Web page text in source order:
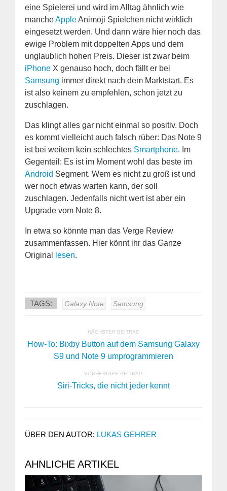
eine Spielerei und wird im Alltag ähnlich wie
mancheAppleAnimoji Spielchen nicht wirklich
eingesetzt werden. Und dann wäre hier noch das
ewige Problem mit doppelten Apps und dem
unglaublich hohen Preis. Dieser ist zwar beim
iPhone X genauso hoch, doch fällt er bei
Samsung immer direkt nach dem Marktstart. Es
ist also keinem zu empfehlen, schon jetzt zu
zuschlagen.
Das klingt alles gar nicht einmal so positiv. Doch
es kommt vielleicht auch falsch rüber: Das Note 9
ist bei weitem kein schlechtes Smartphone. Im
Gegenteil: Es ist im Moment wohl das beste im
Android Segment. Wem es nicht zu groß ist und
wer noch etwas warten kann, der soll
zuschlagen. Jedenfalls nicht wert ist aber ein
Upgrade vom Note 8.
In etwa so könnte man das Verge Review
zusammenfassen. Hier könnt ihr das Ganze
Original
lesen.
TAGS: Galaxy Note Samsung
NÄCHSTER BEITRAG
How-To: Bixby Button auf dem Samsung Galaxy
S9 und Note 9 umprogrammieren
VORHERIGER BEITRAG
Siri-Tricks, die nicht jeder kennt
ÜBER DEN AUTOR: LUKAS GEHRER
AHNLICHE ARTIKEL